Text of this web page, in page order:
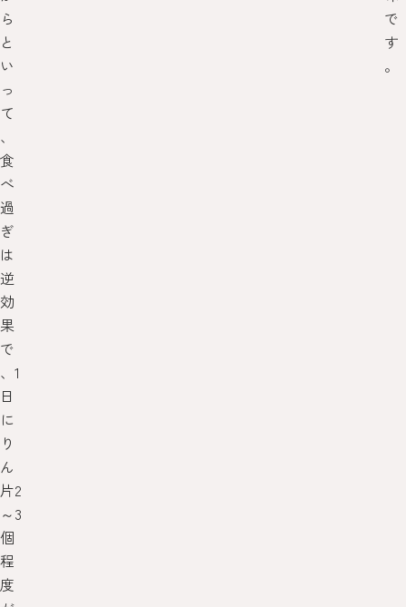
ら
と
い
っ
て
、
食
べ
過
ぎ
は
逆
効
果
で
、1
日
に
り
ん
片2
～3
個
程
度
で
す
。